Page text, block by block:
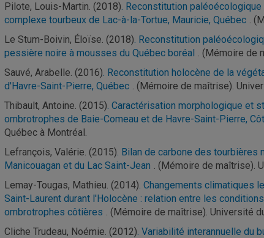
Pilote, Louis-Martin. (2018). Reconstitution
complexe tourbeux de Lac-à-la-Tortue, Mauricie, Québec .
Le Stum-Boivin, Éloïse. (2018). Reconstitution
pessière noire à mousses du Québec boréal . (Mémoire de
Sauvé, Arabelle. (2016). Reconstitution holocène de la
d'Havre-Saint-Pierre, Québec . (Mémoire de maîtrise).
Thibault, Antoine. (2015). Caractérisation morphologique et
ombrotrophes de Baie-Comeau et de Havre-Saint-Pierre,
Québec à Montréal.
Lefrançois, Valérie. (2015). Bilan de carbone des
Manicouagan et du Lac Saint-Jean . (Mémoire de maîtrise).
Lemay-Tougas, Mathieu. (2014). Changements climatiques
Saint-Laurent durant l'Holocène : relation entre les
ombrotrophes côtières . (Mémoire de maîtrise). Université
Cliche Trudeau, Noémie. (2012). Variabilité interannuelle du